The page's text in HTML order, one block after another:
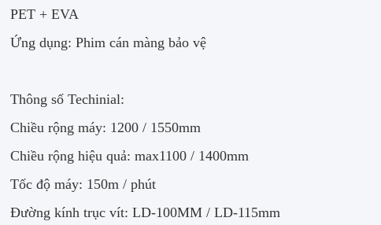
PET + EVA
Ứng dụng: Phim cán màng bảo vệ
Thông số Techinial:
Chiều rộng máy: 1200 / 1550mm
Chiều rộng hiệu quả: max1100 / 1400mm
Tốc độ máy: 150m / phút
Đường kính trục vít: LD-100MM / LD-115mm